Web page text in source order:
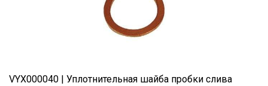
VYX000040 | Уплотнительная шайба пробки слива